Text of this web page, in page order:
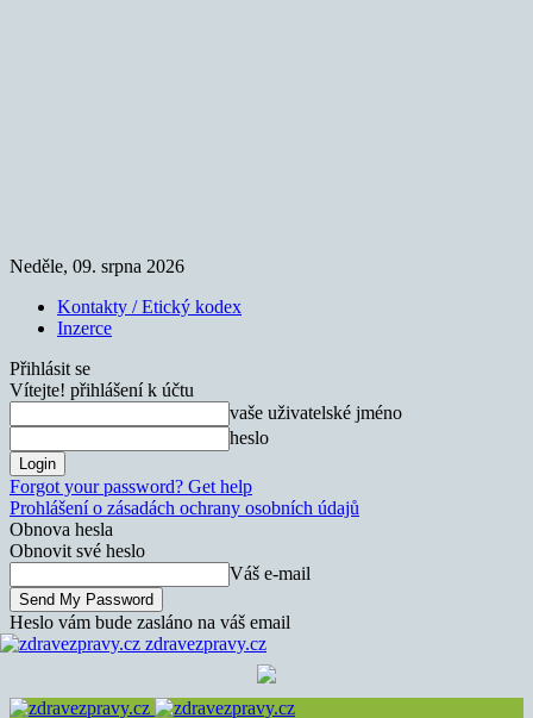
Neděle, 09. srpna 2026
Kontakty / Etický kodex
Inzerce
Přihlásit se
Vítejte! přihlášení k účtu
vaše uživatelské jméno
heslo
Forgot your password? Get help
Prohlášení o zásadách ochrany osobních údajů
Obnova hesla
Obnovit své heslo
Váš e-mail
Heslo vám bude zasláno na váš email
zdravezpravy.cz